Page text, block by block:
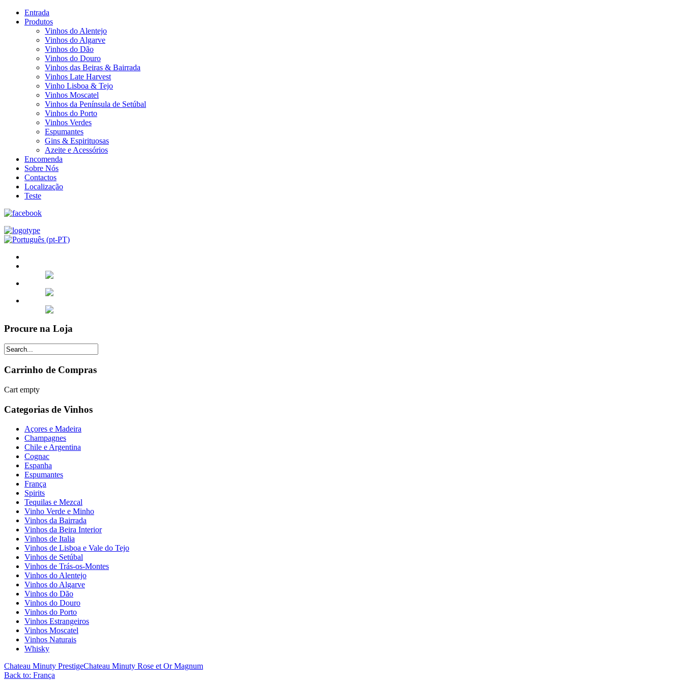
Entrada
Produtos
Vinhos do Alentejo
Vinhos do Algarve
Vinhos do Dão
Vinhos do Douro
Vinhos das Beiras & Bairrada
Vinhos Late Harvest
Vinho Lisboa & Tejo
Vinhos Moscatel
Vinhos da Península de Setúbal
Vinhos do Porto
Vinhos Verdes
Espumantes
Gins & Espirituosas
Azeite e Acessórios
Encomenda
Sobre Nós
Contactos
Localização
Teste
Procure na Loja
Carrinho de Compras
Cart empty
Categorias de Vinhos
Açores e Madeira
Champagnes
Chile e Argentina
Cognac
Espanha
Espumantes
França
Spirits
Tequilas e Mezcal
Vinho Verde e Minho
Vinhos da Bairrada
Vinhos da Beira Interior
Vinhos de Italia
Vinhos de Lisboa e Vale do Tejo
Vinhos de Setúbal
Vinhos de Trás-os-Montes
Vinhos do Alentejo
Vinhos do Algarve
Vinhos do Dão
Vinhos do Douro
Vinhos do Porto
Vinhos Estrangeiros
Vinhos Moscatel
Vinhos Naturais
Whisky
Chateau Minuty PrestigeChateau Minuty Rose et Or Magnum
Back to: França